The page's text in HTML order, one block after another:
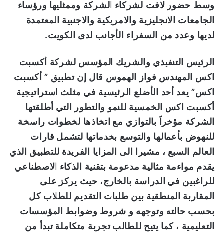
وسط حضور لافت لشركاء الشركة وممثليها ورؤساء
الجامعات الانجليزية والامريكية والاجنبية المعتمدة
لديها وعدد من السفراء الأجانب لدى الكويت.
الرئيس التنفيذي والشريك المؤسس لشركة أكسبت
اكس المهندس فواز الهموس قال إن تطبيق ” أكسبت
اكس” يعد أحد الأضلع الرئيسية في مثلث استراتيجية
أكسبت اكس الخمسية للنمو والتطور التي أطلقتها
الشركة مؤخراً بالتوازي مع اتخاذها لخطوات راسخة
للنهوض بأعمالها والتوسع بخدماتها لتشمل قارات
العالم السبع ، مشيرا الى المزايا الفريدة للتطبيق الذي
يقدم مواءمة مثالية مدعومة بتقنية الذكاء الاصطناعي
للراغبين في الدراسة بالخارج، حيث يركز على
المقاربة المنطقية بين طلبات التقديم للطلاب كل
بحسب حالته وتوجهه و شروط وضوابط المؤسسات
التعليمية ، كما يتيح للطالب تجربة متكاملة تبدأ من